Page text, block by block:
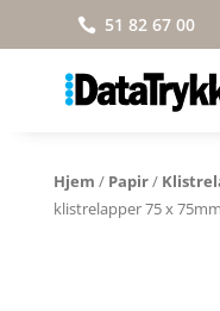
 51 82 67 00
Hjem / Papir/
klistrelapper 75 x